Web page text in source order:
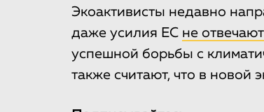
Экоактивисты недавно
даже усилия ЕС не
успешной борьбы с
также считают, что в новой